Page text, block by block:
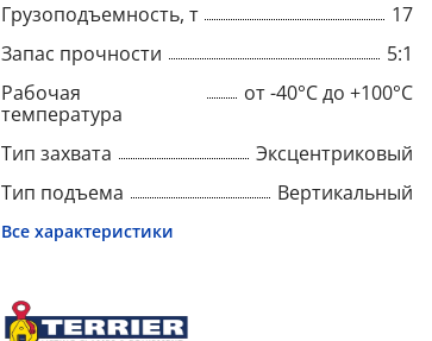
Грузоподъемность, т
17
Запас прочности
5:1
Рабочая
температура
от -40°C до +100°C
Тип захвата
Эксцентриковый
Тип подъема
Вертикальный
Все характеристики